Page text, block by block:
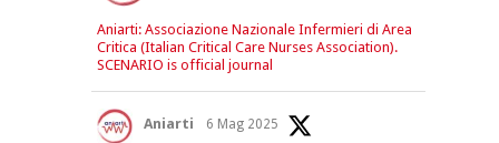
Aniarti: Associazione Nazionale Infermieri di Area
Critica (Italian Critical Care Nurses Association).
SCENARIO is official journal
Aniarti 6 Mag 2025